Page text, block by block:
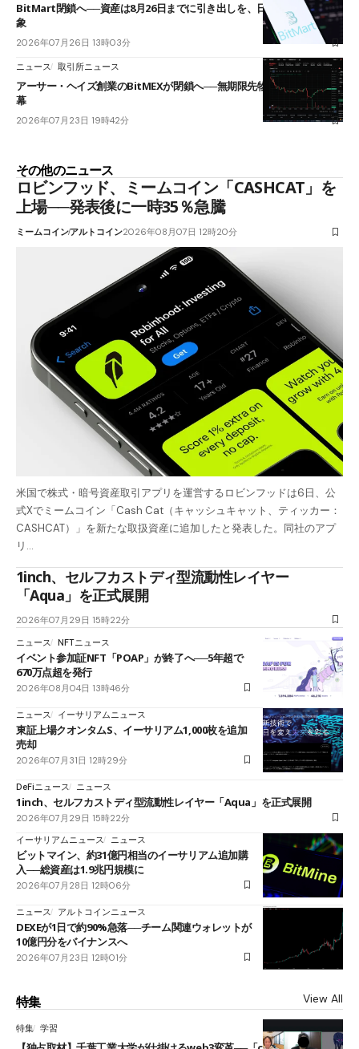
BitMart閉鎖へ──資産は8月26日までに引き出しを、日本人利用者も対
象
2026年07月26日 13時03分
ニュース 取引所ニュース
アーサー・ヘイズ創業のBitMEXが閉鎖へ──無期限先物を生んだ11年に
幕
2026年07月23日 19時42分
その他のニュース
ロビンフッド、ミームコイン「CASHCAT」を
上場──発表後に一時35％急騰
ミームコインアルトコイン2026年08月07日 12時20分
米国で株式・暗号資産取引アプリを運営するロビンフッドは6日、公
式Xでミームコイン「Cash Cat（キャッシュキャット、ティッカー：
CASHCAT）」を新たな取扱資産に追加したと発表した。同社のアプ
リ…
1inch、セルフカストディ型流動性レイヤー
「Aqua」を正式展開
2026年07月29日 15時22分
ニュース NFTニュース
イベント参加証NFT「POAP」が終了へ──5年超で
670万点超を発行
2026年08月04日 13時46分
ニュース イーサリアムニュース
東証上場クオンタムS、イーサリアム1,000枚を追加
売却
2026年07月31日 12時29分
DeFiニュース ニュース
1inch、セルフカストディ型流動性レイヤー「Aqua」を正式展開
2026年07月29日 15時22分
イーサリアムニュース
ニュース
ビットマイン、約31億円相当のイーサリアム追加購
入──総資産は1.9兆円規模に
2026年07月28日 12時06分
ニュース アルトコインニュース
DEXEが1日で約90%急落──チーム関連ウォレットが
10億円分をバイナンスへ
2026年07月23日 12時01分
特集 View All
特集 学習